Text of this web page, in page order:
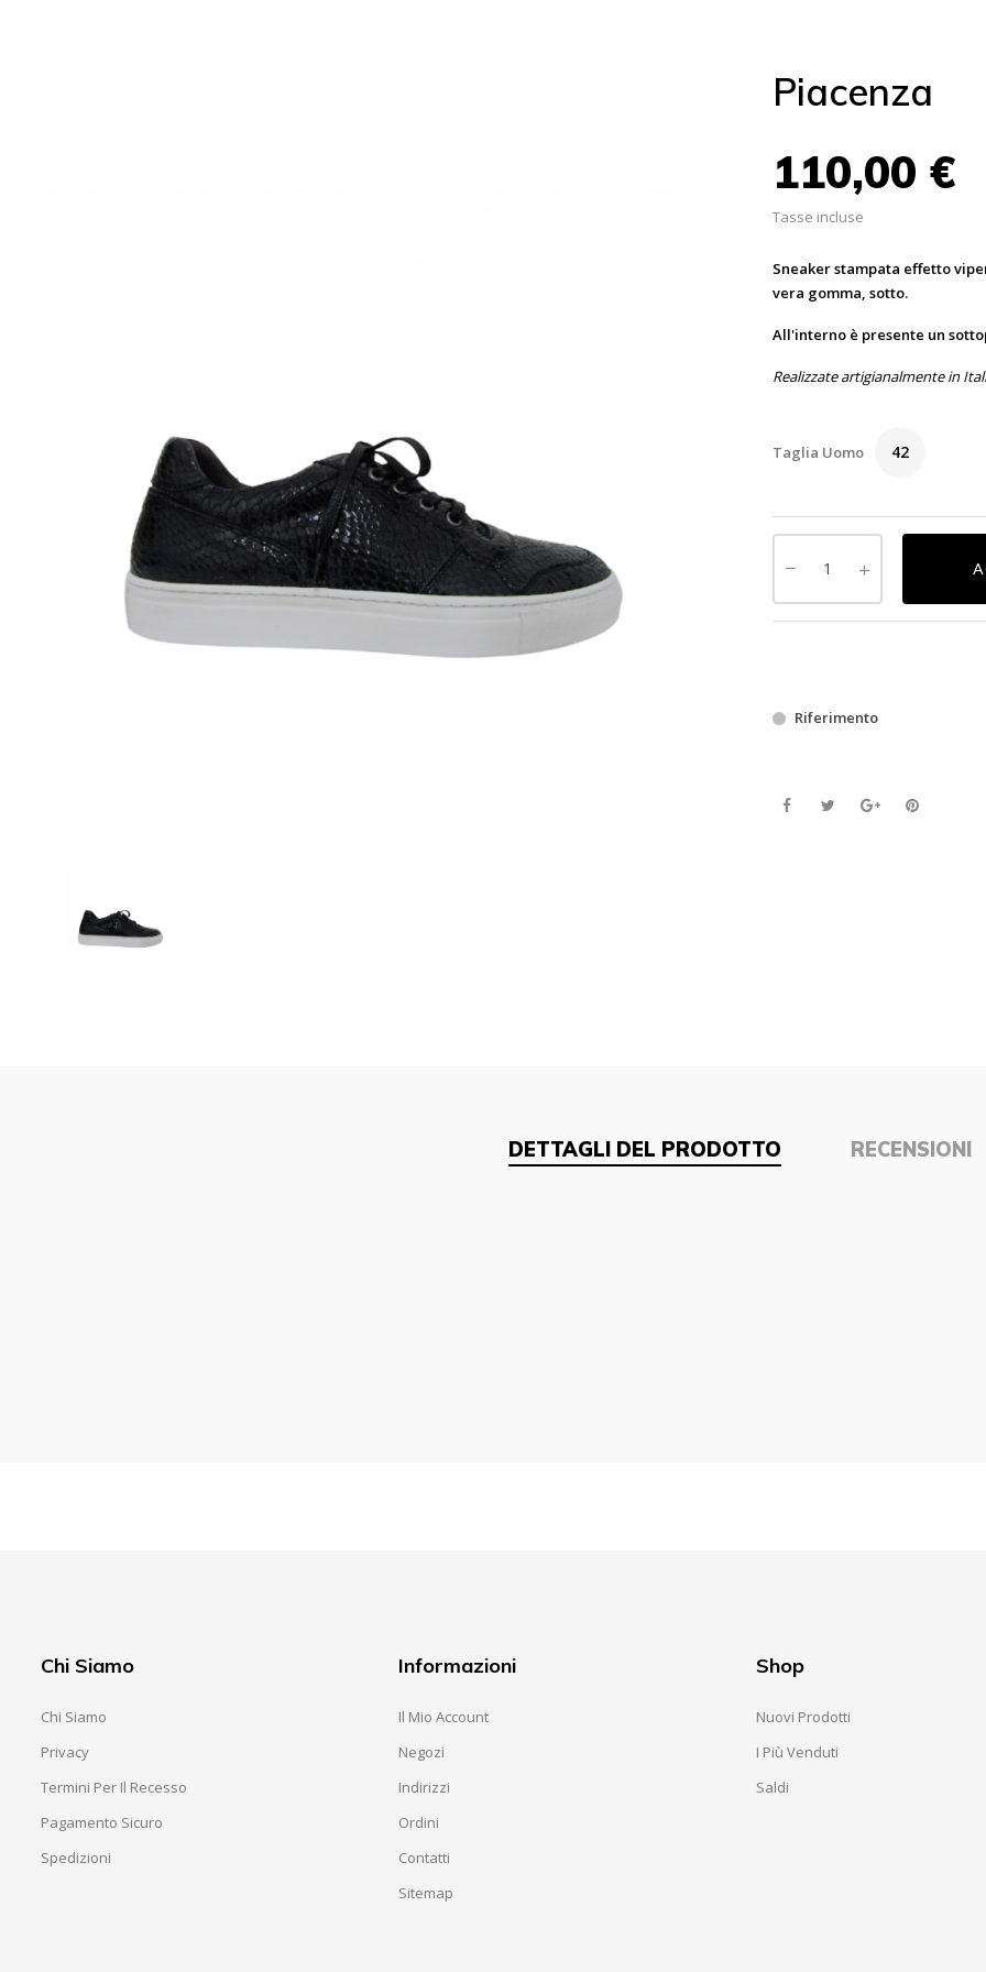
Piacenza
110,00 €
Tasse incluse
Sneaker stampata effetto
vera gomma, sotto.
All'interno è presente un
Realizzate artigianalmente in
Taglia Uomo 42
Riferimento
DETTAGLI DEL PRODOTTO RECENSIONI
Chi Siamo
Chi Siamo
Privacy
Termini Per Il Recesso
Pagamento Sicuro
Spedizioni
Informazioni
Il Mio Account
Negozi
Indirizzi
Ordini
Contatti
Sitemap
Shop
Nuovi Prodotti
I Più Venduti
Saldi